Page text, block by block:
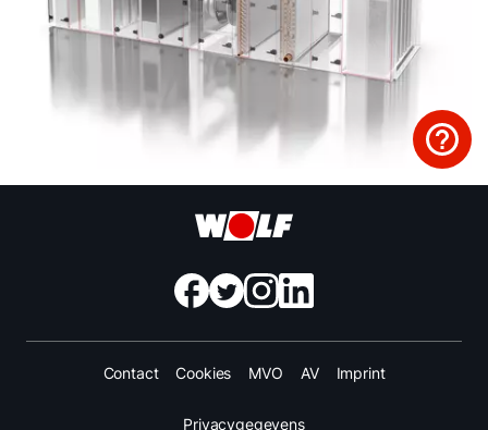
Contact Cookies MVO AV Imprint
Privacygegevens